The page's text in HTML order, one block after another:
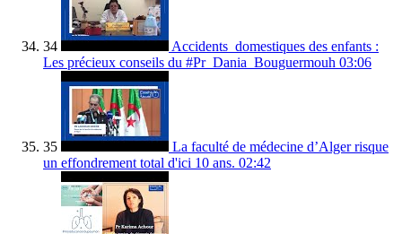
34
Accidents_domestiques des enfants :
Les précieux conseils du #Pr_Dania_Bouguermouh 03:06
35
La faculté de médecine d’Alger risque
un effondrement total d'ici 10 ans. 02:42